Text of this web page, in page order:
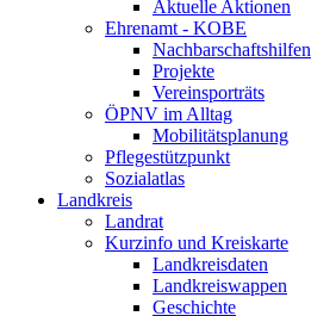
Aktuelle Aktionen
Ehrenamt - KOBE
Nachbarschaftshilfen
Projekte
Vereinsporträts
ÖPNV im Alltag
Mobilitätsplanung
Pflegestützpunkt
Sozialatlas
Landkreis
Landrat
Kurzinfo und Kreiskarte
Landkreisdaten
Landkreiswappen
Geschichte